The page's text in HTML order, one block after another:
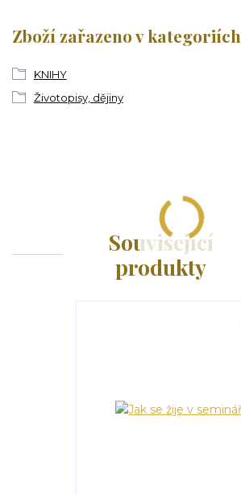
Zboží zařazeno v kategoriích
KNIHY
Životopisy, dějiny
Související
produkty